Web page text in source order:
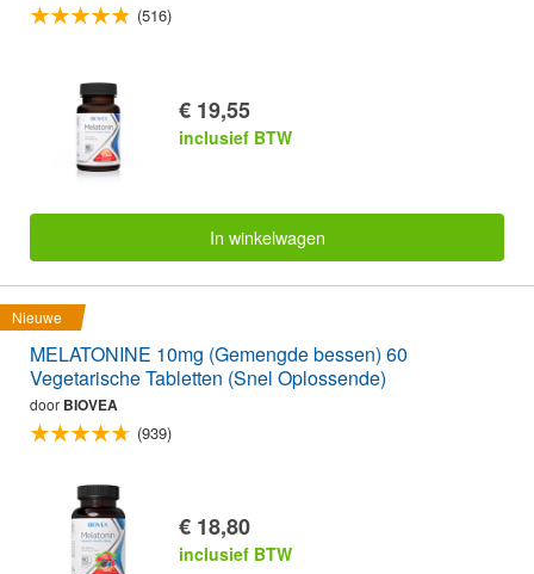
(516)
€ 19,55
inclusief BTW
In winkelwagen
Nieuwe
MELATONINE 10mg (Gemengde bessen) 60
Vegetarische Tabletten (Snel Oplossende)
door BIOVEA
(939)
€ 18,80
inclusief BTW